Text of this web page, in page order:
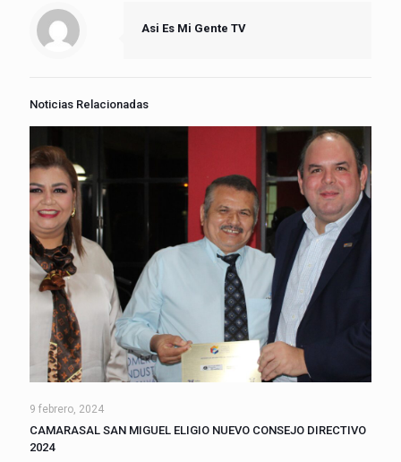
Asi Es Mi Gente TV
Noticias Relacionadas
9 febrero, 2024
CAMARASAL SAN MIGUEL ELIGIO NUEVO CONSEJO DIRECTIVO
2024